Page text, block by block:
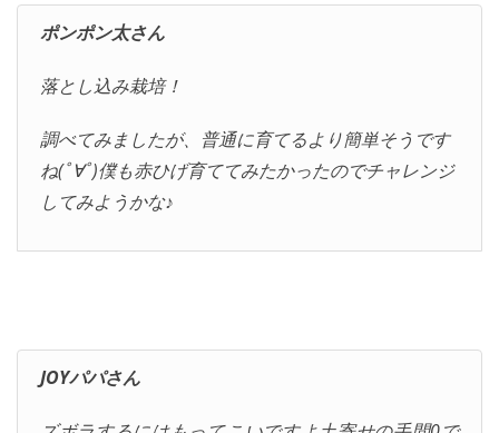
ポンポン太さん
落とし込み栽培！
調べてみましたが、普通に育てるより簡単そうです
ね(ﾟ∀ﾟ)僕も赤ひげ育ててみたかったのでチャレンジ
してみようかな♪
JOYパパさん